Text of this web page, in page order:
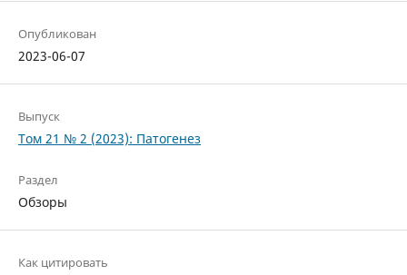
Опубликован
2023-06-07
Выпуск
Том 21 № 2 (2023): Патогенез
Раздел
Обзоры
Как цитировать